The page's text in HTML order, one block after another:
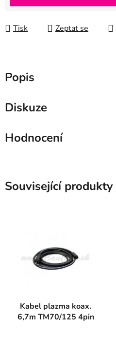
Tisk Zeptat se
Popis
Diskuze
Hodnocení
Související produkty
Kabel plazma koax.
6,7m TM70/125 4pin